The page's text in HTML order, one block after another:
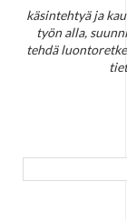
käsintehtyä ja
työn alla,
tehdä